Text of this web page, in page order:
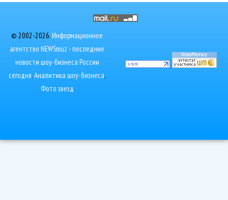
© 2002-2026.Информационное
агентство NEWSmuz - последние
новости шоу-бизнеса России
сегодня.Аналитика шоу-бизнеса,
Фото звезд